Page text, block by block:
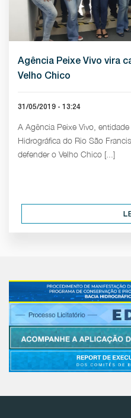
Agência Peixe Vivo vira
Velho Chico
31/05/2019 - 13:24
A Agência Peixe Vivo,
Hidrográfica do Rio São
defender o Velho Chico [...]